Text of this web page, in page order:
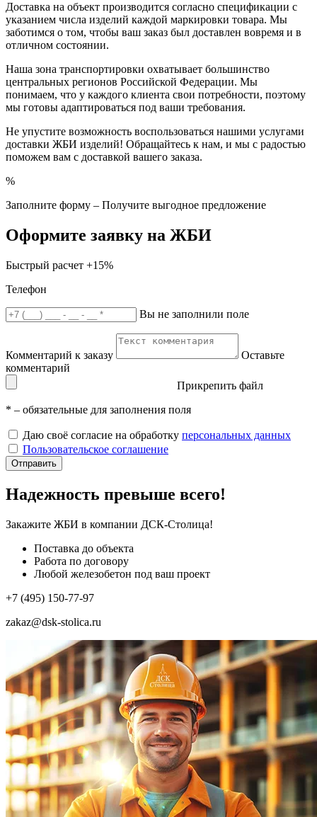
Доставка на объект производится согласно спецификации с
указанием числа изделий каждой маркировки товара. Мы
заботимся о том, чтобы ваш заказ был доставлен вовремя и в
отличном состоянии.
Наша зона транспортировки охватывает большинство
центральных регионов Российской Федерации. Мы
понимаем, что у каждого клиента свои потребности, поэтому
мы готовы адаптироваться под ваши требования.
Не упустите возможность воспользоваться нашими услугами
доставки ЖБИ изделий! Обращайтесь к нам, и мы с радостью
поможем вам с доставкой вашего заказа.
%
Заполните форму – Получите выгодное предложение
Оформите заявку на ЖБИ
Быстрый расчет +15%
Телефон
Вы не заполнили поле
Комментарий к заказу
Оставьте
комментарий
Прикрепить файл
* – обязательные для заполнения поля
Даю своё согласие на обработку персональных данных
Пользовательское соглашение
Отправить
Надежность превыше всего!
Закажите ЖБИ в компании ДСК-Столица!
Поставка до объекта
Работа по договору
Любой железобетон под ваш проект
+7 (495) 150-77-97
zakaz@dsk-stolica.ru